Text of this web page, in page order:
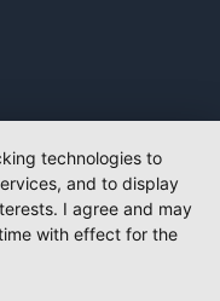
technologies to
and to display
I agree and may
with effect for the